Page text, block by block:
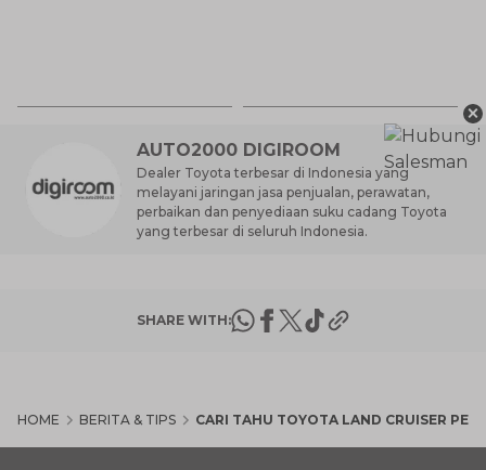
AUTO2000 DIGIROOM
Dealer Toyota terbesar di Indonesia yang
melayani jaringan jasa penjualan, perawatan,
perbaikan dan penyediaan suku cadang Toyota
yang terbesar di seluruh Indonesia.
SHARE WITH:
HOME BERITA & TIPS CARI TAHU TOYOTA LAND CRUISER
×